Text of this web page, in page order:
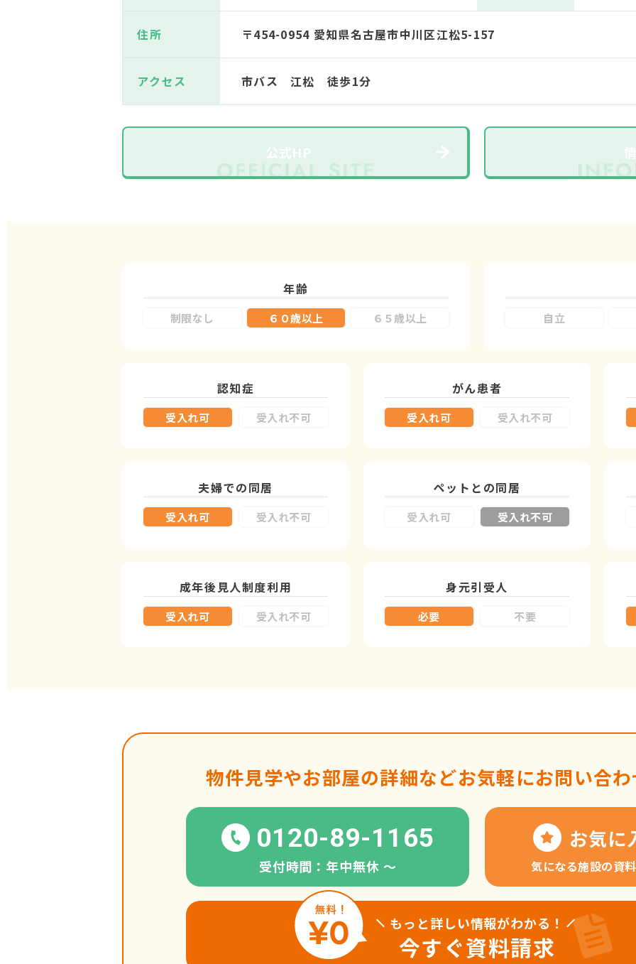
住所 〒454-0954 愛知県名古屋市中川区江松5-157
アクセス 市バス 江松 徒歩1分
公式HP
年齢
制限なし ６０歳以上 ６５歳以上 自立
認知症
受入れ可 受入れ不可
がん患者
受入れ可 受入れ不可
夫婦での同居
受入れ可 受入れ不可
ペットとの同居
受入れ可 受入れ不可
成年後見人制度利用
受入れ可 受入れ不可
身元引受人
必要 不要
物件見学やお部屋の詳細などお気軽にお問い合
0120-89-1165
受付時間：年中無休 〜
お気に
気になる施設の資
もっと詳しい情報がわかる！
今すぐ資料請求